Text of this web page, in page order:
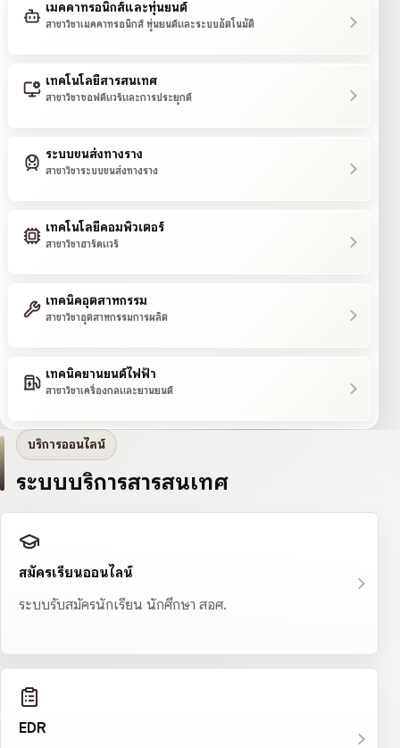
เมคคาทรอนิกส์และหุ่นยนต์
สาขาวิชาเมคคาทรอนิกส์ หุ่นยนต์และระบบอัตโนมัติ
เทคโนโลยีสารสนเทศ
สาขาวิชาซอฟต์แวร์และการประยุกต์
ระบบขนส่งทางราง
สาขาวิชาระบบขนส่งทางราง
เทคโนโลยีคอมพิวเตอร์
สาขาวิชาฮาร์ดแวร์
เทคนิคอุตสาหกรรม
สาขาวิชาอุตสาหกรรมการผลิต
เทคนิคยานยนต์ไฟฟ้า
สาขาวิชาเครื่องกลและยานยนต์
บริการออนไลน์
ระบบบริการสารสนเทศ
สมัครเรียนออนไลน์
ระบบรับสมัครนักเรียน นักศึกษา สอศ.
EDR